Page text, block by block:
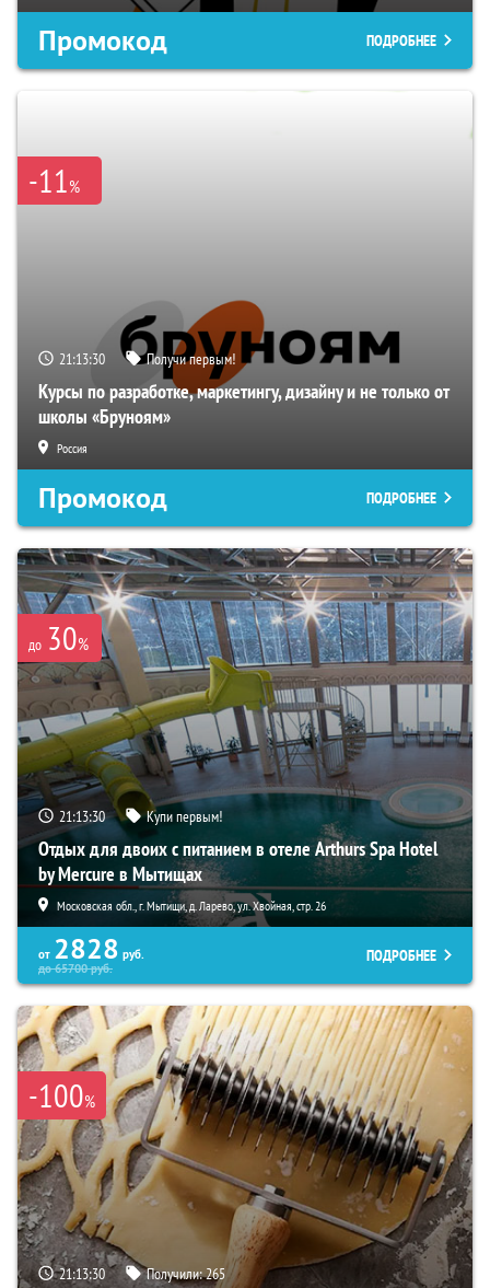
Промокод ПОДРОБНЕЕ
-11%
21:13:28 Получи первым!
Курсы по разработке, маркетингу, дизайну и не только от
школы «Бруноям»
Россия
Промокод ПОДРОБНЕЕ
до 30%
21:13:28 Купи первым!
Отдых для двоих с питанием в отеле Arthurs Spa Hotel
by Mercure в Мытищах
Московская обл., г. Мытищи, д. Ларево, ул. Хвойная, стр. 26
от 2828 руб.
до65700руб.
ПОДРОБНЕЕ
-100%
21:13:28 Получили:265